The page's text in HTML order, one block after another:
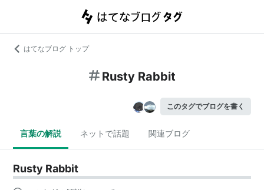
はてなブログ トップ
Rusty Rabbit
このタグでブログを書く
言葉の解説 ネットで話題 関連ブログ
Rusty Rabbit